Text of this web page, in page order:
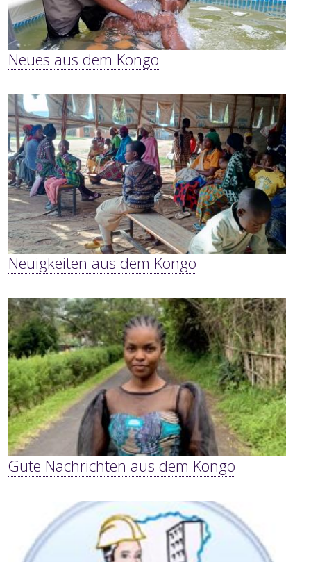
Neues aus dem Kongo
Neuigkeiten aus dem Kongo
Gute Nachrichten aus dem Kongo